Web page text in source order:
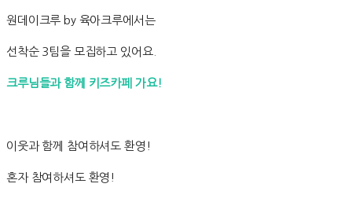
원데이크루 by 육아크루에서는
선착순 3팀을 모집하고 있어요.
크루님들과 함께 키즈카페 가요!
이웃과 함께 참여하셔도 환영!
혼자 참여하셔도 환영!